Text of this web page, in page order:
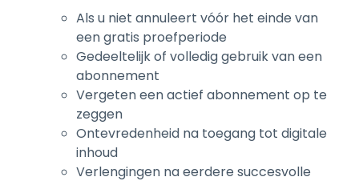
Als u niet annuleert vóór het einde van
een gratis proefperiode
Gedeeltelijk of volledig gebruik van een
abonnement
Vergeten een actief abonnement op te
zeggen
Ontevredenheid na toegang tot digitale
inhoud
Verlengingen na eerdere succesvolle